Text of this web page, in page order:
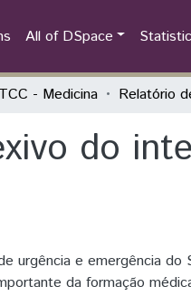
All of DSpace
TCC - Medicina
do
urgência e emergência do
da formação